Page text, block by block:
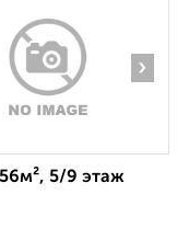
›
5/9 этаж